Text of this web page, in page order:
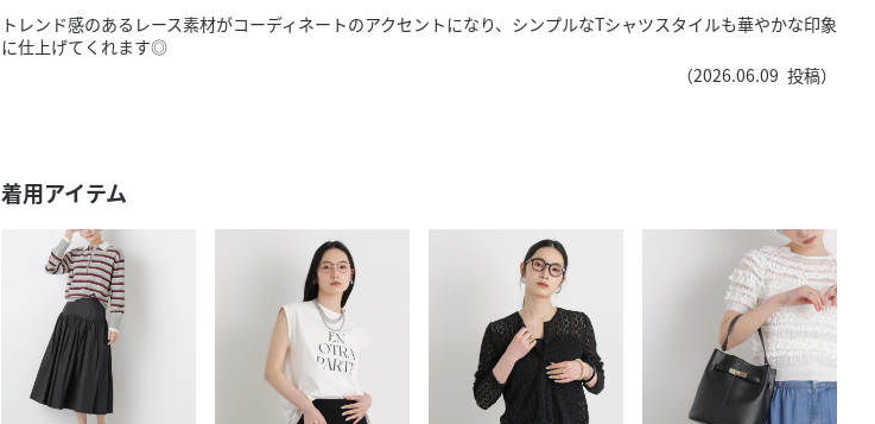
トレンド感のあるレース素材がコーディネートのアクセントになり、シンプルなTシャツスタイルも華やかな印象
に仕上げてくれます◎
（2026.06.09 投稿）
着用アイテム